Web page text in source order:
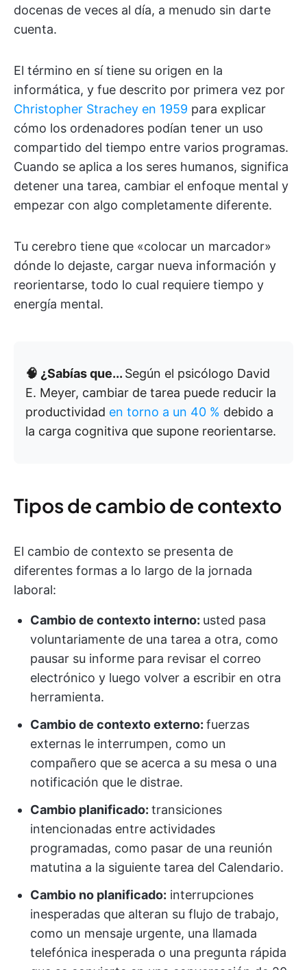
docenas de veces al día, a menudo sin darte
cuenta.
El término en sí tiene su origen en la
informática, y fue descrito por primera vez por
Christopher Strachey en 1959 para explicar
cómo los ordenadores podían tener un uso
compartido del tiempo entre varios programas.
Cuando se aplica a los seres humanos, significa
detener una tarea, cambiar el enfoque mental y
empezar con algo completamente diferente.
Tu cerebro tiene que «colocar un marcador»
dónde lo dejaste, cargar nueva información y
reorientarse, todo lo cual requiere tiempo y
energía mental.
🧠 ¿Sabías que... Según el psicólogo David
E. Meyer, cambiar de tarea puede reducir la
productividad en torno a un 40 % debido a
la carga cognitiva que supone reorientarse.
Tipos de cambio de contexto
El cambio de contexto se presenta de
diferentes formas a lo largo de la jornada
laboral:
Cambio de contexto interno: usted pasa
voluntariamente de una tarea a otra, como
pausar su informe para revisar el correo
electrónico y luego volver a escribir en otra
herramienta.
Cambio de contexto externo: fuerzas
externas le interrumpen, como un
compañero que se acerca a su mesa o una
notificación que le distrae.
Cambio planificado: transiciones
intencionadas entre actividades
programadas, como pasar de una reunión
matutina a la siguiente tarea del Calendario.
Cambio no planificado: interrupciones
inesperadas que alteran su flujo de trabajo,
como un mensaje urgente, una llamada
telefónica inesperada o una pregunta rápida